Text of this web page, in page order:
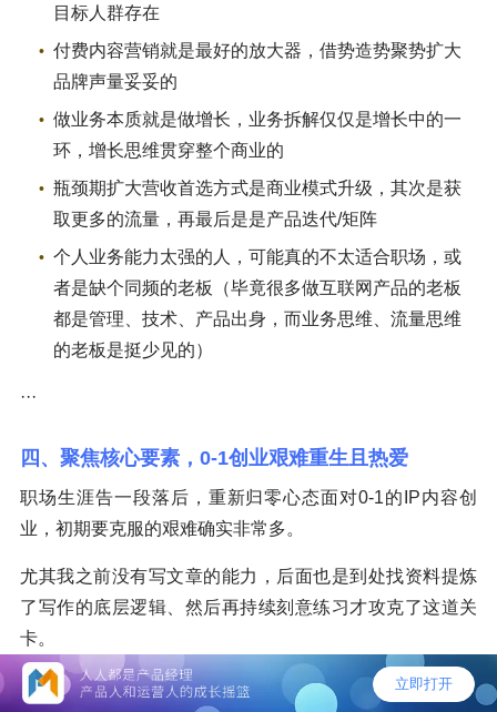
目标人群存在
付费内容营销就是最好的放大器，借势造势聚势扩大
品牌声量妥妥的
做业务本质就是做增长，业务拆解仅仅是增长中的一
环，增长思维贯穿整个商业的
瓶颈期扩大营收首选方式是商业模式升级，其次是获
取更多的流量，再最后是是产品迭代/矩阵
个人业务能力太强的人，可能真的不太适合职场，或
者是缺个同频的老板（毕竟很多做互联网产品的老板
都是管理、技术、产品出身，而业务思维、流量思维
的老板是挺少见的）
···
四、聚焦核心要素，0-1创业艰难重生且热爱
职场生涯告一段落后，重新归零心态面对0-1的IP内容创
业，初期要克服的艰难确实非常多。
尤其我之前没有写文章的能力，后面也是到处找资料提炼
了写作的底层逻辑、然后再持续刻意练习才攻克了这道关
卡。
毕竟，你不会用文字/视频/音频等形式呈现出来，又何来IP